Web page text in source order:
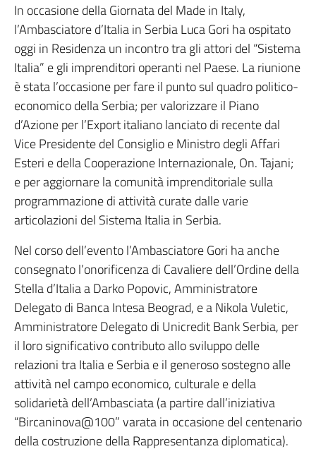
In occasione della Giornata del Made in Italy,
l’Ambasciatore d’Italia in Serbia Luca Gori ha ospitato
oggi in Residenza un incontro tra gli attori del “Sistema
Italia” e gli imprenditori operanti nel Paese. La riunione
è stata l’occasione per fare il punto sul quadro politico-
economico della Serbia; per valorizzare il Piano
d’Azione per l’Export italiano lanciato di recente dal
Vice Presidente del Consiglio e Ministro degli Affari
Esteri e della Cooperazione Internazionale, On. Tajani;
e per aggiornare la comunità imprenditoriale sulla
programmazione di attività curate dalle varie
articolazioni del Sistema Italia in Serbia.
Nel corso dell’evento l’Ambasciatore Gori ha anche
consegnato l’onorificenza di Cavaliere dell’Ordine della
Stella d’Italia a Darko Popovic, Amministratore
Delegato di Banca Intesa Beograd, e a Nikola Vuletic,
Amministratore Delegato di Unicredit Bank Serbia, per
il loro significativo contributo allo sviluppo delle
relazioni tra Italia e Serbia e il generoso sostegno alle
attività nel campo economico, culturale e della
solidarietà dell’Ambasciata (a partire dall’iniziativa
“Bircaninova@100” varata in occasione del centenario
della costruzione della Rappresentanza diplomatica).